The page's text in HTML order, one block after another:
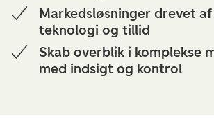
Markedsløsninger drevet
teknologi og tillid
Skab overblik i komplekse
med indsigt og kontrol